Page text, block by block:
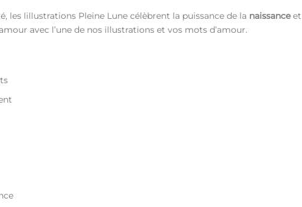
lillustrations Pleine Lune célèbrent la puissance de la naissanceet
avec l’une de nos illustrations et vos mots d’amour.